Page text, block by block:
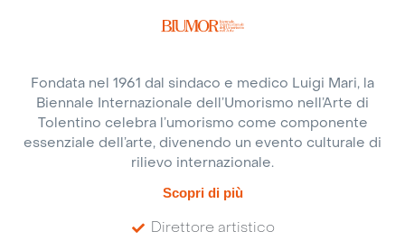
Fondata nel 1961 dal sindaco e medico Luigi Mari, la
Biennale Internazionale dell’Umorismo nell’Arte di
Tolentino celebra l’umorismo come componente
essenziale dell’arte, divenendo un evento culturale di
rilievo internazionale.
Scopri di più
Direttore artistico